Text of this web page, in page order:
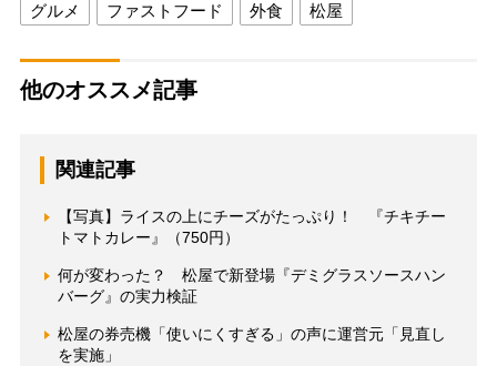
グルメ ファストフード 外食 松屋
他のオススメ記事
関連記事
【写真】ライスの上にチーズがたっぷり！ 『チキチー
トマトカレー』（750円）
何が変わった？ 松屋で新登場『デミグラスソースハン
バーグ』の実力検証
松屋の券売機「使いにくすぎる」の声に運営元「見直し
を実施」